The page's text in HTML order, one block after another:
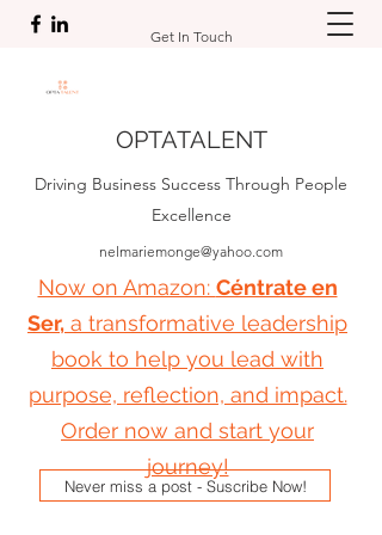
OPTATALENT
Driving Business Success Through People
Excellence
nelmariemonge@yahoo.com
Now on Amazon: Céntrate en
Ser, a transformative leadership
book to help you lead with
purpose, reflection, and impact.
Order now and start your
journey!
Get In Touch
Never miss a post - Suscribe Now!